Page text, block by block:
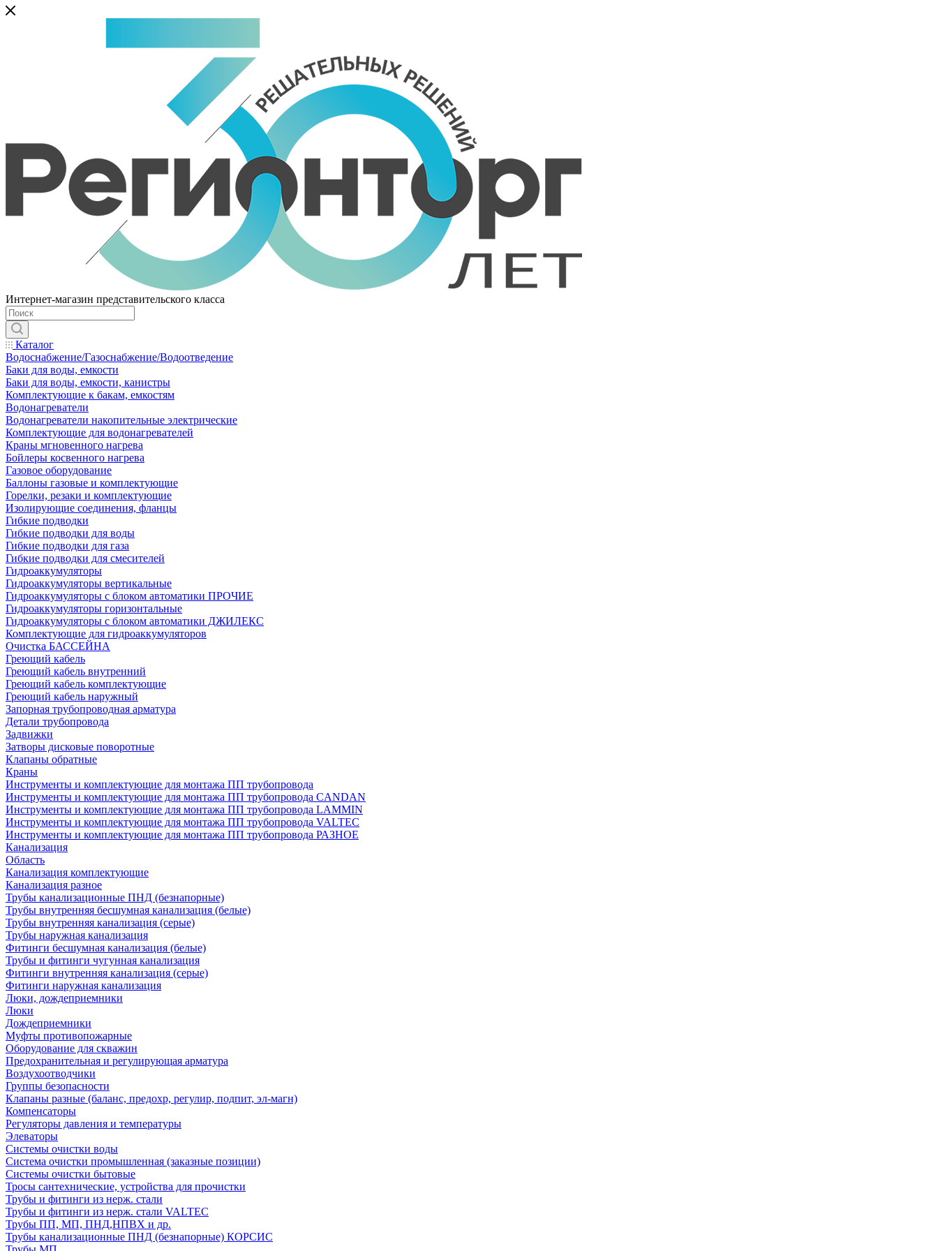
Интернет-магазин представительского класса
Каталог
Водоснабжение/Газоснабжение/Водоотведение
Баки для воды, емкости
Баки для воды, емкости, канистры
Комплектующие к бакам, емкостям
Водонагреватели
Водонагреватели накопительные электрические
Комплектующие для водонагревателей
Краны мгновенного нагрева
Бойлеры косвенного нагрева
Газовое оборудование
Баллоны газовые и комплектующие
Горелки, резаки и комплектующие
Изолирующие соединения, фланцы
Гибкие подводки
Гибкие подводки для воды
Гибкие подводки для газа
Гибкие подводки для смесителей
Гидроаккумуляторы
Гидроаккумуляторы вертикальные
Гидроаккумуляторы с блоком автоматики ПРОЧИЕ
Гидроаккумуляторы горизонтальные
Гидроаккумуляторы с блоком автоматики ДЖИЛЕКС
Комплектующие для гидроаккумуляторов
Очистка БАССЕЙНА
Греющий кабель
Греющий кабель внутренний
Греющий кабель комплектующие
Греющий кабель наружный
Запорная трубопроводная арматура
Детали трубопровода
Задвижки
Затворы дисковые поворотные
Клапаны обратные
Краны
Инструменты и комплектующие для монтажа ПП трубопровода
Инструменты и комплектующие для монтажа ПП трубопровода CANDAN
Инструменты и комплектующие для монтажа ПП трубопровода LAMMIN
Инструменты и комплектующие для монтажа ПП трубопровода VALTEC
Инструменты и комплектующие для монтажа ПП трубопровода РАЗНОЕ
Канализация
Область
Канализация комплектующие
Канализация разное
Трубы канализационные ПНД (безнапорные)
Трубы внутренняя бесшумная канализация (белые)
Трубы внутренняя канализация (серые)
Трубы наружная канализация
Фитинги бесшумная канализация (белые)
Трубы и фитинги чугунная канализация
Фитинги внутренняя канализация (серые)
Фитинги наружная канализация
Люки, дождеприемники
Люки
Дождеприемники
Муфты противопожарные
Оборудование для скважин
Предохранительная и регулирующая арматура
Воздухоотводчики
Группы безопасности
Клапаны разные (баланс, предохр, регулир, подпит, эл-магн)
Компенсаторы
Регуляторы давления и температуры
Элеваторы
Системы очистки воды
Система очистки промышленная (заказные позиции)
Системы очистки бытовые
Тросы сантехнические, устройства для прочистки
Трубы и фитинги из нерж. стали
Трубы и фитинги из нерж. стали VALTEC
Трубы ПП, МП, ПНД,НПВХ и др.
Трубы канализационные ПНД (безнапорные) КОРСИС